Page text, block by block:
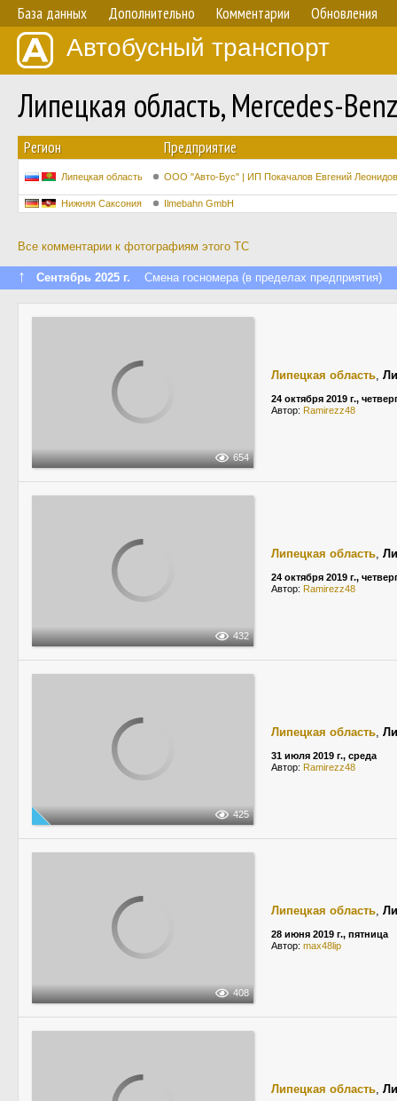
База данных Дополнительно Комментарии Обновления
Автобусный транспорт
Липецкая область, Mercedes-
Регион Предприятие
Липецкая область ООО "Авто-Бус" | ИП Покачалов Евгений
Нижняя Саксония Ilmebahn GmbH
Все комментарии к фотографиям этого ТС
↑ Сентябрь 2025 г. Смена госномера (в пределах предприятия)
654
Липецкая область,
24 октября 2019 г.,
Автор: Ramirezz48
432
Липецкая область,
24 октября 2019 г.,
Автор: Ramirezz48
425
Липецкая область,
31 июля 2019 г., среда
Автор: Ramirezz48
408
Липецкая область,
28 июня 2019 г., пятница
Автор: max48lip
Липецкая область,